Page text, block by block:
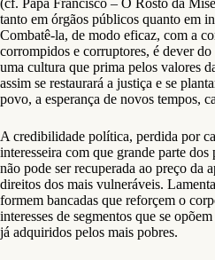
tanto em órgãos públicos quanto em
Combatê-la, de modo eficaz, com a
corrompidos e corruptores, é dever
uma cultura que prima pelos valores
assim se restaurará a justiça e se
povo, a esperança de novos tempos,
A credibilidade política, perdida por
interesseira com que grande parte
não pode ser recuperada ao preço da
direitos dos mais vulneráveis.
formem bancadas que reforçem o
interesses de segmentos que se
já adquiridos pelos mais pobres.